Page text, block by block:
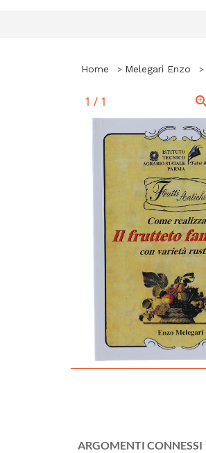
Home Melegari Enzo
1 / 1
ARGOMENTI CONNESSI